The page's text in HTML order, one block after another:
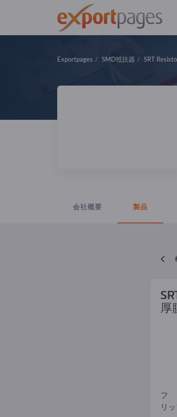
Exportpages SMD抵抗器 SRT
会社概要 製品
厚
フ
リ